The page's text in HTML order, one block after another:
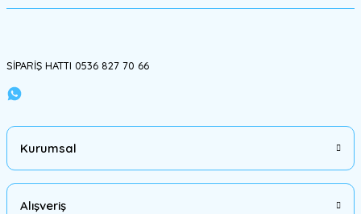
SİPARİŞ HATTI 0536 827 70 66
Kurumsal
Alışveriş